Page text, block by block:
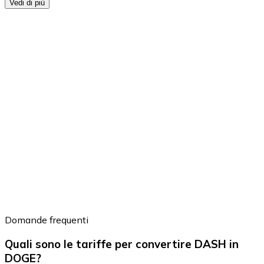
Vedi di più
Domande frequenti
Quali sono le tariffe per convertire DASH in
DOGE?